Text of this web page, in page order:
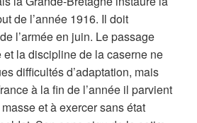
de l’année 1916. Il doit
l’armée en juin. Le passage
et la discipline de la caserne ne
difficultés d’adaptation, mais
à la fin de l’année il parvient
et à exercer sans état